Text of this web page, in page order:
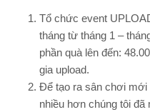
Tổ chức event
tháng từ tháng 1 –
phần quà lên đến:
gia upload.
Để tạo ra sân chơi mới
nhiều hơn chúng tôi